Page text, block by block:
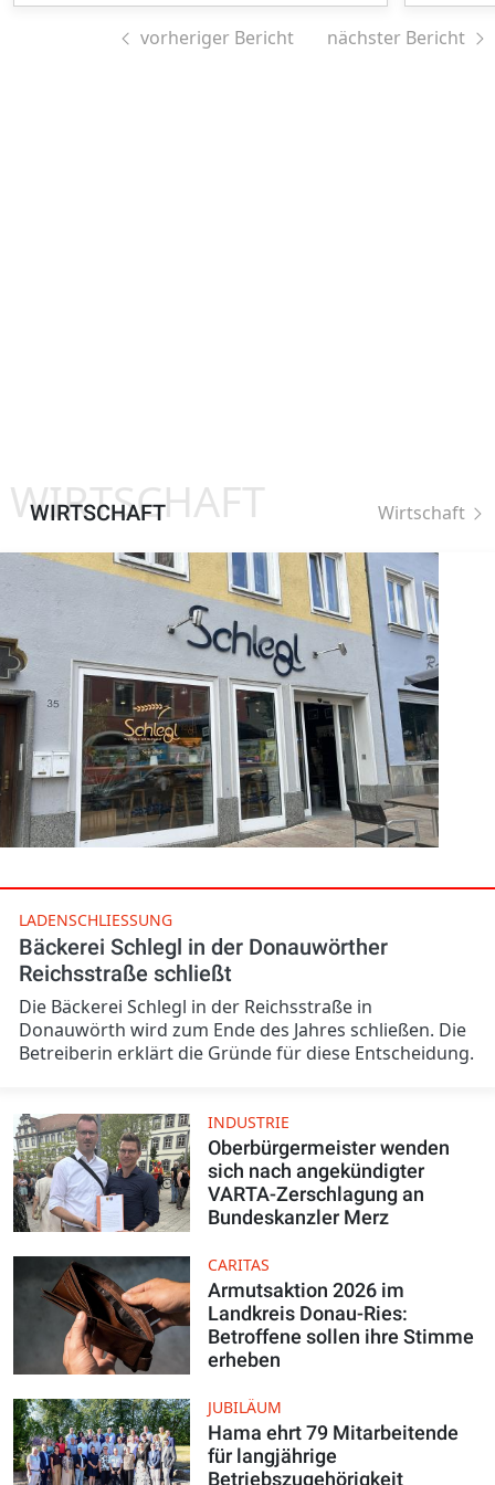
vorheriger Bericht nächster Bericht
WIRTSCHAFT
WIRTSCHAFT Wirtschaft
LADENSCHLIESSUNG
Bäckerei Schlegl in der Donauwörther
Reichsstraße schließt
Die Bäckerei Schlegl in der Reichsstraße in
Donauwörth wird zum Ende des Jahres schließen. Die
Betreiberin erklärt die Gründe für diese Entscheidung.
INDUSTRIE
Oberbürgermeister wenden
sich nach angekündigter
VARTA-Zerschlagung an
Bundeskanzler Merz
CARITAS
Armutsaktion 2026 im
Landkreis Donau-Ries:
Betroffene sollen ihre Stimme
erheben
JUBILÄUM
Hama ehrt 79 Mitarbeitende
für langjährige
Betriebszugehörigkeit